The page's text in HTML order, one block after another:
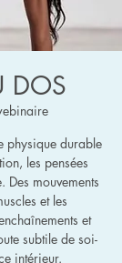
DOS
physique durable
les pensées
Des mouvements
et les
et
subtile de soi-
intérieur.